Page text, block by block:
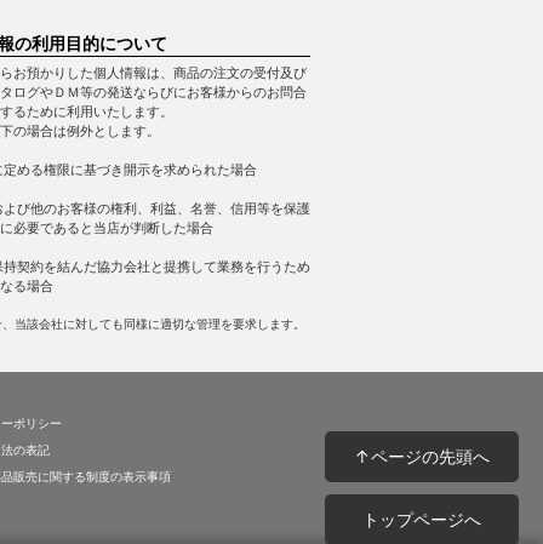
↑ページの先頭へ
トップページへ
の利用目的について
お預かりした個人情報は、商品の注文の受付及び
ログやＤＭ等の発送ならびにお客様からのお問合
るために利用いたします。
の場合は例外とします。
める権限に基づき開示を求められた場合
び他のお客様の権利、利益、名誉、信用等を保護
必要であると当店が判断した場合
契約を結んだ協力会社と提携して業務を行うため
る場合
当該会社に対しても同様に適切な管理を要求します。
ポリシー
の表記
販売に関する制度の表示事項